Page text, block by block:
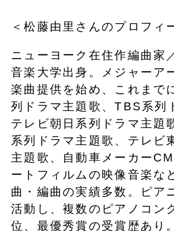
＜松藤由里さんのプロフィ
ニューヨーク在住作編曲家
音楽大学出身。メジャーア
楽曲提供を始め、これまで
列ドラマ主題歌、TBS系列
テレビ朝日系列ドラマ主題
系列ドラマ主題歌、テレビ
主題歌、自動車メーカー
ートフィルムの映像音楽な
曲・編曲の実績多数。ピア
活動し、複数のピアノコン
位、最優秀賞の受賞歴あり。